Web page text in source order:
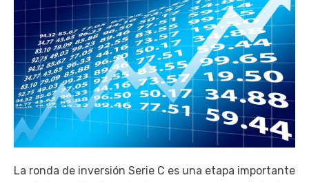
La ronda de inversión Serie C es una etapa importante